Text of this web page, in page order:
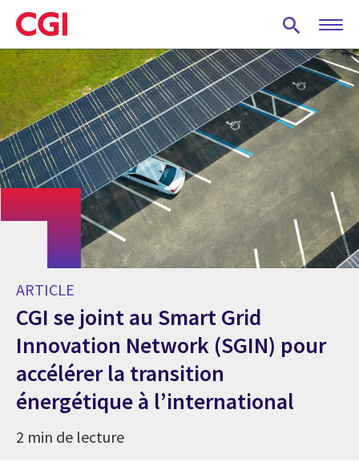
Skip
to
main
content
ARTICLE
CGI se joint au Smart Grid
Innovation Network (SGIN) pour
accélérer la transition
énergétique à l’international
2 min de lecture